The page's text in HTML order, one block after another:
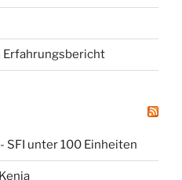
Erfahrungsbericht
SFI unter 100 Einheiten